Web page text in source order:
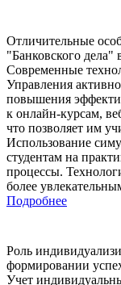
Отличительные
"Банковского
Современные
Управления
повышения
к онлайн-курсам,
что позволяет им
Использование
студентам на
процессы.
более
Подробнее
Роль
формировании
Учет